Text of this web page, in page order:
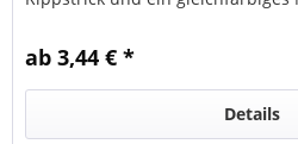
ab 3,44 € *
Details